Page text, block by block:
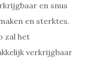
en snus
en sterktes.
zal het
verkrijgbaar